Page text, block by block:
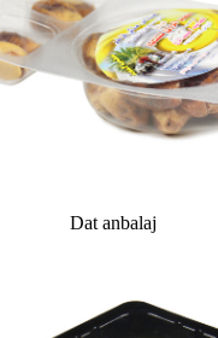
Dat anbalaj